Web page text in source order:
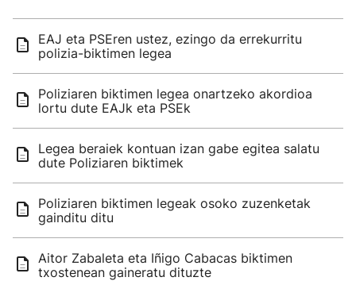
EAJ eta PSEren ustez, ezingo da errekurritu
polizia-biktimen legea
Poliziaren biktimen legea onartzeko akordioa
lortu dute EAJk eta PSEk
Legea beraiek kontuan izan gabe egitea salatu
dute Poliziaren biktimek
Poliziaren biktimen legeak osoko zuzenketak
gainditu ditu
Aitor Zabaleta eta Iñigo Cabacas biktimen
txostenean gaineratu dituzte